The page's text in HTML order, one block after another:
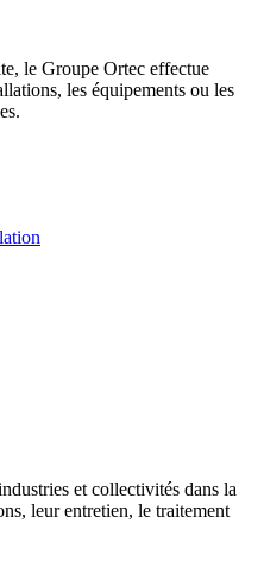
le Groupe Ortec effectue
les équipements ou les
et collectivités dans la
leur entretien, le traitement